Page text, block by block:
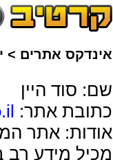
אינדקס אתרים >
שם: סוד היין
כתובת אתר:
אודות: אתר
מכיל מידע רב